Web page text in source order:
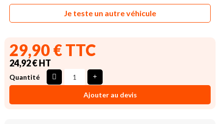
Je teste un autre véhicule
29,90 € TTC
24,92 € HT
Quantité
Ajouter au devis